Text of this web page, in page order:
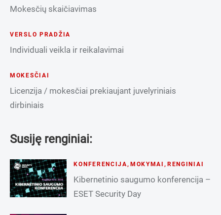
Mokesčių skaičiavimas
VERSLO PRADŽIA
Individuali veikla ir reikalavimai
MOKESČIAI
Licenzija / mokesčiai prekiaujant juvelyriniais
dirbiniais
Susiję renginiai:
KONFERENCIJA , MOKYMAI , RENGINIAI
Kibernetinio saugumo konferencija –
ESET Security Day